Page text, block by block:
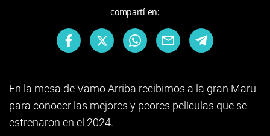
compartí en:
En la mesa de Vamo Arriba recibimos a la gran Maru
para conocer las mejores y peores películas que se
estrenaron en el 2024.